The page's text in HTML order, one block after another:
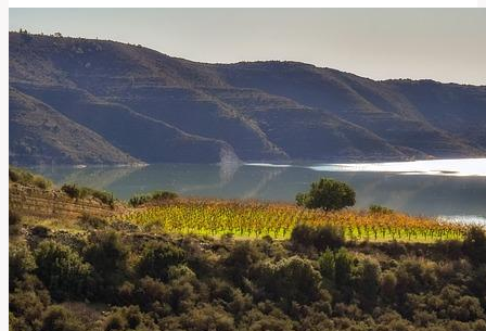
v
Anglicko-
Českém
Slovníku